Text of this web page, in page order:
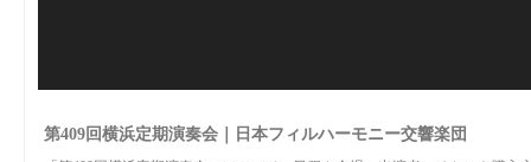
第409回横浜定期演奏会｜日本フィルハーモニー交響楽団